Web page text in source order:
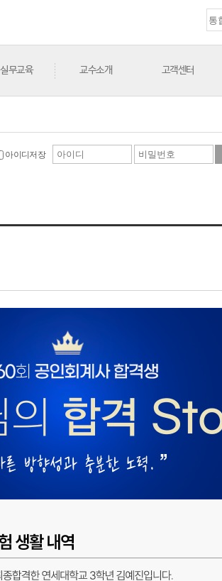
실무교육 교수소개 고객센터
아이디저장